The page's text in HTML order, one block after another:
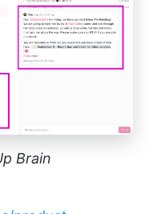
Brain